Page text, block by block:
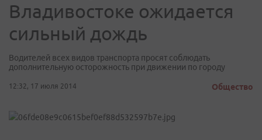
Владивостоке ожидается
сильный дождь
Водителей всех видов транспорта просят соблюдать
дополнительную осторожность при движении по городу
12:32, 17 июля 2014 Общество